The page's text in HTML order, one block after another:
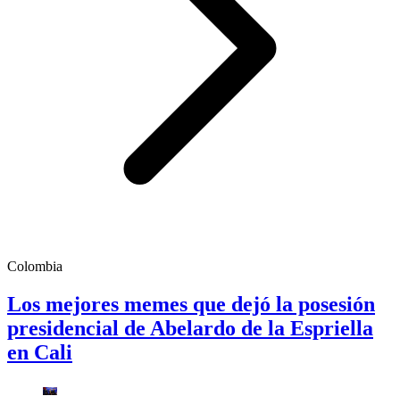
Colombia
Los mejores memes que dejó la posesión
presidencial de Abelardo de la Espriella
en Cali